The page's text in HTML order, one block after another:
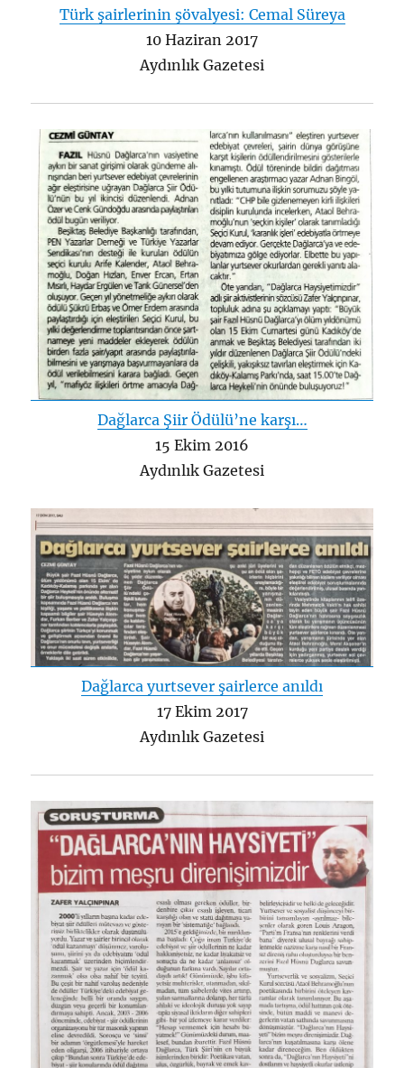
Türk şairlerinin şövalyesi: Cemal Süreya
10 Haziran 2017
Aydınlık Gazetesi
Dağlarca Şiir Ödülü’ne karşı…
15 Ekim 2016
Aydınlık Gazetesi
Dağlarca yurtsever şairlerce anıldı
17 Ekim 2017
Aydınlık Gazetesi